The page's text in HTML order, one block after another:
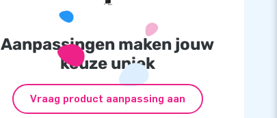
Aanpassingen maken jouw
keuze uniek
Vraag product aanpassing aan